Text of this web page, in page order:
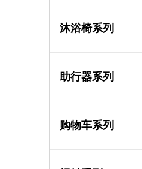
沐浴椅系列
助行器系列
购物车系列